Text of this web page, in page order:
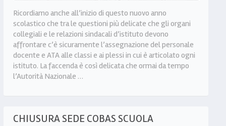
Ricordiamo anche all’inizio di questo nuovo anno
scolastico che tra le questioni più delicate che gli organi
collegiali e le relazioni sindacali d’istituto devono
affrontare c’è sicuramente l’assegnazione del personale
docente e ATA alle classi e ai plessi in cui è articolato ogni
istituto. La faccenda è così delicata che ormai da tempo
l’Autorità Nazionale …
CHIUSURA SEDE COBAS SCUOLA